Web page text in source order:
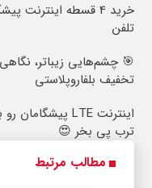
خرید 4 قسطه اینترنت
تلفن
تخفیف بلفاروپلاستی
ترب پی بخر 😍
مطالب مرتبط